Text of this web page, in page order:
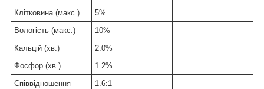
Клітковина (макс.)
5%
Вологість (макс.)
10%
Кальцій (хв.)
2.0%
Фосфор (хв.)
1.2%
Співвідношення
1.6:1